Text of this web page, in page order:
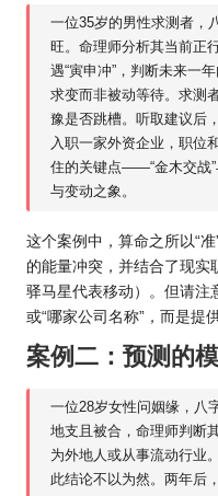
一位35岁的男性求测者，
旺。命理师分析其当前正
遇“寅申冲”，判断未来一
求变而非被动等待。求测
豫是否跳槽。听取建议后
入职一家外资企业，职位
住的关键点——“金木交战”
与变动之象。
这个案例中，算命之所以“
的能量冲突，并结合了现实
驿马星代表移动）。但请注
或“哪家公司名称”，而是提
案例二：预测的
一位28岁女性问姻缘，八
地支且被合，命理师判断
为外地人或从事流动行业
此结论不以为然。两年后